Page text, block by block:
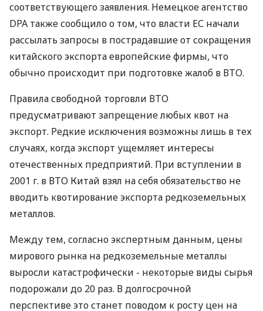
соответствующего заявления. Немецкое агентство
DPA также сообщило о том, что власти ЕС начали
рассылать запросы в пострадавшие от сокращения
китайского экспорта европейские фирмы, что
обычно происходит при подготовке жалоб в ВТО.
Правила свободной торговли ВТО
предусматривают запрещение любых квот на
экспорт. Редкие исключения возможны лишь в тех
случаях, когда экспорт ущемляет интересы
отечественных предприятий. При вступлении в
2001 г. в ВТО Китай взял на себя обязательство не
вводить квотирование экспорта редкоземельных
металлов.
Между тем, согласно экспертным данным, цены
мирового рынка на редкоземельные металлы
выросли катастрофически - некоторые виды сырья
подорожали до 20 раз. В долгосрочной
перспективе это станет поводом к росту цен на